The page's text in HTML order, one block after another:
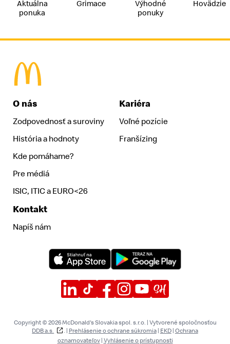
Aktuálna
ponuka
Grimace
Výhodné
ponuky
Hovädzie
O nás
Zodpovednosť a suroviny
História a hodnoty
Kde pomáhame?
Pre médiá
ISIC, ITIC a EURO<26
Kariéra
Voľné pozície
Franšízing
Kontakt
Napíš nám
Copyright © 2026 McDonald's Slovakia spol. s.r.o. | Vytvorené spoločnosťou
DDB a.s.
. | Prehlásenie o ochrane súkromia| EKD|Ochrana
oznamovateľov|Vyhlásenie o prístupnosti